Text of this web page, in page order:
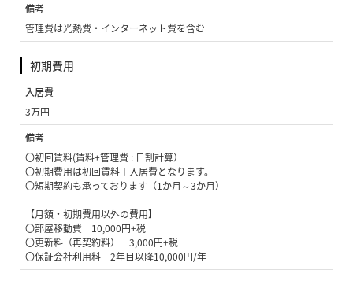
備考
管理費は光熱費・インターネット費を含む
初期費用
入居費
3万円
備考
〇初回賃料(賃料+管理費 : 日割計算）
〇初期費用は初回賃料＋入居費となります。
〇短期契約も承っております（1か月～3か月）
【月額・初期費用以外の費用】
〇部屋移動費 10,000円+税
〇更新料（再契約料） 3,000円+税
〇保証会社利用料 2年目以降10,000円/年